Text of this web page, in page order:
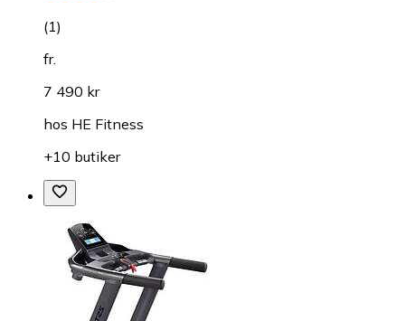
(1)
fr.
7 490 kr
hos HE Fitness
+10 butiker